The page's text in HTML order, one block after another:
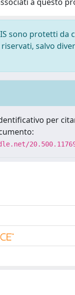
sono protetti da
salvo
per